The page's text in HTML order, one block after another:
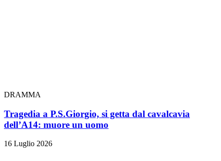
DRAMMA
Tragedia a P.S.Giorgio, si getta dal cavalcavia
dell’A14: muore un uomo
16 Luglio 2026